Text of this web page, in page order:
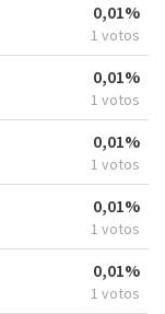
0,01%
1 votos
0,01%
1 votos
0,01%
1 votos
0,01%
1 votos
0,01%
1 votos